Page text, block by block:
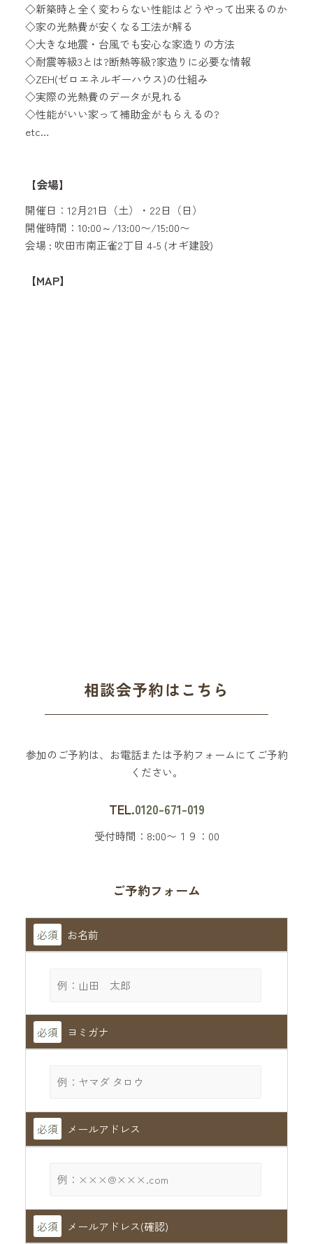
◇新築時と全く変わらない性能はどうやって出来るのか
◇家の光熱費が安くなる工法が解る
◇大きな地震・台風でも安心な家造りの方法
◇耐震等級3とは?断熱等級?家造りに必要な情報
◇ZEH(ゼロエネルギーハウス)の仕組み
◇実際の光熱費のデータが見れる
◇性能がいい家って補助金がもらえるの?
etc…
【会場】
開催日：12月21日（土）・22日（日）
開催時間：10:00～/13:00〜/15:00〜
会場 : 吹田市南正雀2丁目 4-5 (オギ建設)
【MAP】
相談会予約はこちら
参加のご予約は、お電話または予約フォームにてご予約
ください。
TEL.0120-671-019
受付時間：8:00〜１９：00
ご予約フォーム
必須 お名前
必須 ヨミガナ
必須 メールアドレス
必須 メールアドレス(確認)